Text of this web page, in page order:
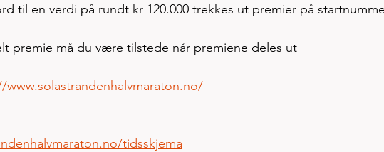
til en verdi på rundt kr 120.000 trekkes ut premier på
premie må du være tilstede når premiene deles ut
www.solastrandenhalvmaraton.no/
tidsskjema